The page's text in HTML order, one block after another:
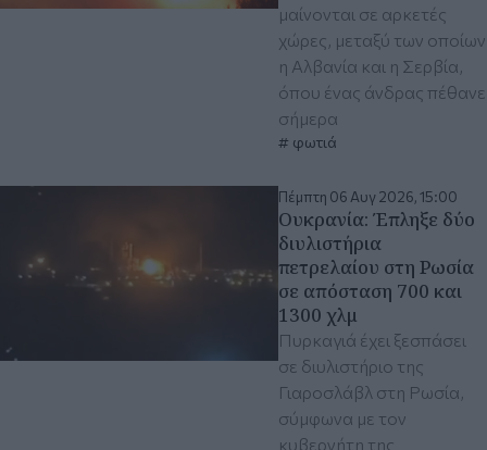
μαίνονται σε αρκετές
χώρες, μεταξύ των οποίων
η Αλβανία και η Σερβία,
όπου ένας άνδρας πέθανε
σήμερα
φωτιά
Πέμπτη 06 Αυγ 2026, 15:00
Ουκρανία: Έπληξε δύο
διυλιστήρια
πετρελαίου στη Ρωσία
σε απόσταση 700 και
1300 χλμ
Πυρκαγιά έχει ξεσπάσει
σε διυλιστήριο της
Γιαροσλάβλ στη Ρωσία,
σύμφωνα με τον
κυβερνήτη της